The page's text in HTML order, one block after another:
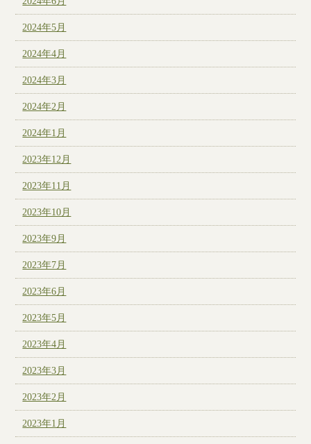
2024年5月
2024年4月
2024年3月
2024年2月
2024年1月
2023年12月
2023年11月
2023年10月
2023年9月
2023年7月
2023年6月
2023年5月
2023年4月
2023年3月
2023年2月
2023年1月